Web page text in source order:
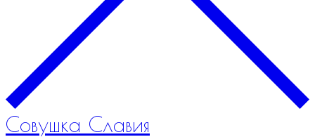
Совушка Славия